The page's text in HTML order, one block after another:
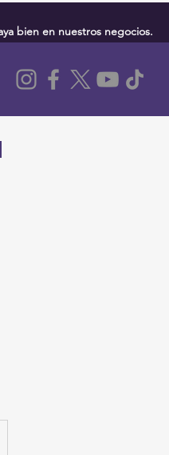
bien en nuestros negocios.